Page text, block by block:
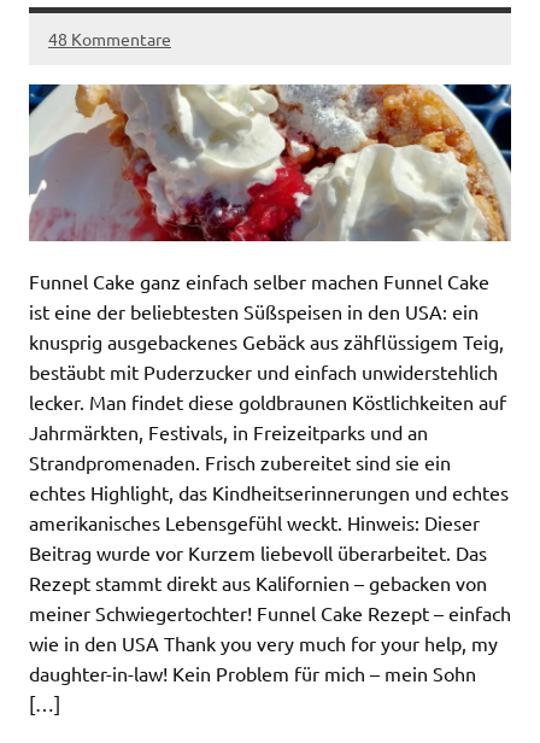
48 Kommentare
Funnel Cake ganz einfach selber machen Funnel Cake
ist eine der beliebtesten Süßspeisen in den USA: ein
knusprig ausgebackenes Gebäck aus zähflüssigem Teig,
bestäubt mit Puderzucker und einfach unwiderstehlich
lecker. Man findet diese goldbraunen Köstlichkeiten auf
Jahrmärkten, Festivals, in Freizeitparks und an
Strandpromenaden. Frisch zubereitet sind sie ein
echtes Highlight, das Kindheitserinnerungen und echtes
amerikanisches Lebensgefühl weckt. Hinweis: Dieser
Beitrag wurde vor Kurzem liebevoll überarbeitet. Das
Rezept stammt direkt aus Kalifornien – gebacken von
meiner Schwiegertochter! Funnel Cake Rezept – einfach
wie in den USA Thank you very much for your help, my
daughter-in-law! Kein Problem für mich – mein Sohn
[…]